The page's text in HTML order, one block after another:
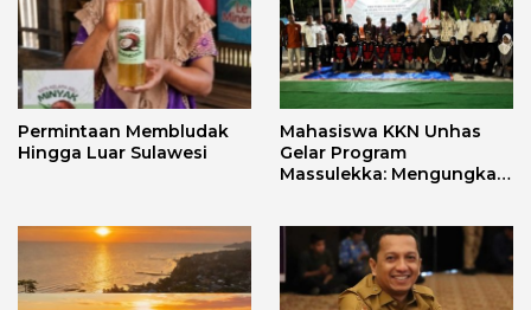
Permintaan Membludak
Hingga Luar Sulawesi
Mahasiswa KKN Unhas
Gelar Program
Massulekka: Mengungkap